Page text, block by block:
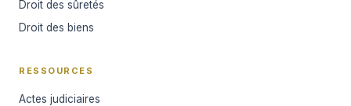
Droit des sûretés
Droit des biens
RESSOURCES
Actes judiciaires